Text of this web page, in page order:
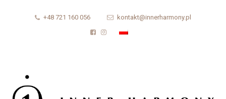
+48 721 160 056 kontakt@innerharmony.pl